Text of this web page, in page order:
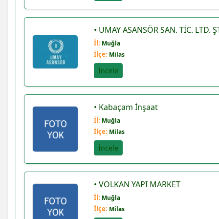
Volkan kocabaş
Haluk karbuzoğlu
Hidayet kabaçam
Galip korkmaz
Nesim solmaz
Veri emlak seferihisar şb.
Miraç önder mil
• UMAY ASANSÖR SAN. TİC. LTD.
İl: Muğla
İlçe: Milas
İncele
• Kabaçam İnşaat
İl: Muğla
İlçe: Milas
İncele
• VOLKAN YAPI MARKET
İl: Muğla
İlçe: Milas